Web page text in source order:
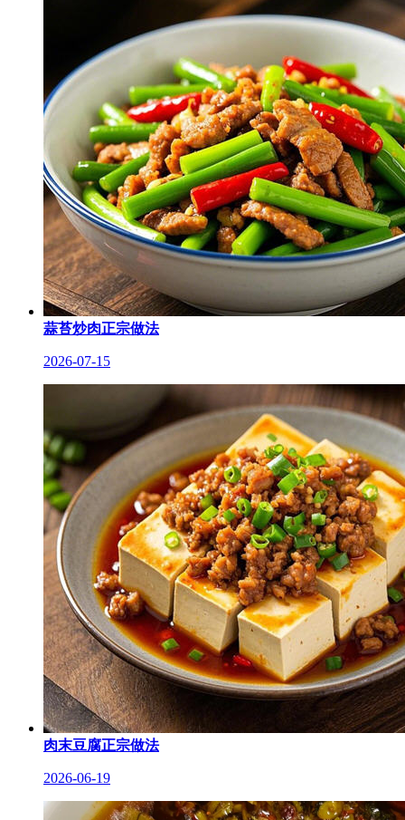
蒜苔炒肉正宗做法
2026-07-15
肉末豆腐正宗做法
2026-06-19